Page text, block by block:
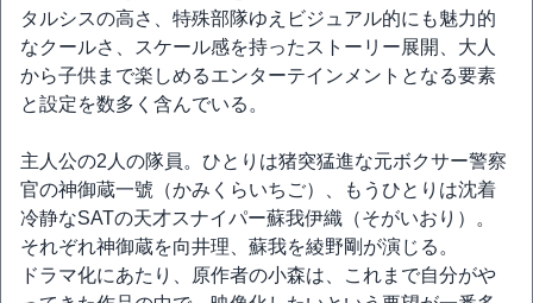
タルシスの高さ、特殊部隊ゆえビジュアル的にも魅力的
なクールさ、スケール感を持ったストーリー展開、大人
から子供まで楽しめるエンターテインメントとなる要素
と設定を数多く含んでいる。
主人公の2人の隊員。ひとりは猪突猛進な元ボクサー警察
官の神御蔵一號（かみくらいちご）、もうひとりは沈着
冷静なSATの天才スナイパー蘇我伊織（そがいおり）。
それぞれ神御蔵を向井理、蘇我を綾野剛が演じる。
ドラマ化にあたり、原作者の小森は、これまで自分がや